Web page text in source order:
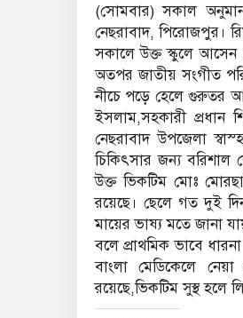
(সোমবার) সকাল
নেছরাবাদ, পিরোজপুর।
সকালে উক্ত স্কুলে আসেন
অতপর জাতীয় সংগীত
নীচে পড়ে হেলে গুরুতর
ইসলাম,সহকারী প্রধান
নেছরাবাদ উপজেলা
চিকিৎসার জন্য বরিশাল
উক্ত ভিকটিম মোঃ
রয়েছে। ছেলে গত দুই
মায়ের ভাষ্য মতে জানা
বলে প্রাথমিক ভাবে
বাংলা মেডিকেলে
রয়েছে,ভিকটিম সুস্থ হলে